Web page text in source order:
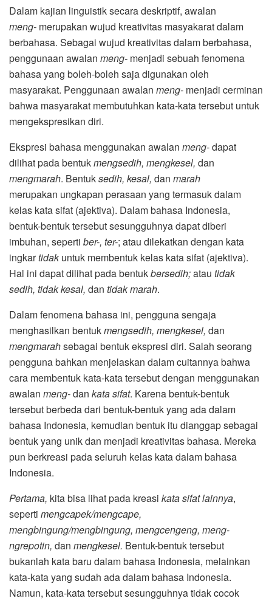
Dalam kajian linguistik secara deskriptif, awalan
meng- merupakan wujud kreativitas masyakarat dalam
berbahasa. Sebagai wujud kreativitas dalam berbahasa,
penggunaan awalan meng- menjadi sebuah fenomena
bahasa yang boleh-boleh saja digunakan oleh
masyarakat. Penggunaan awalan meng- menjadi cerminan
bahwa masyarakat membutuhkan kata-kata tersebut untuk
mengekspresikan diri.
Ekspresi bahasa menggunakan awalan meng-dapat
dilihat pada bentukmengsedih, mengkesel, dan
mengmarah. Bentuksedih, kesal, dan marah
merupakan ungkapan perasaan yang termasuk dalam
kelas kata sifat (ajektiva). Dalam bahasa Indonesia,
bentuk-bentuk tersebut sesungguhnya dapat diberi
imbuhan, seperti ber-, ter-; atau dilekatkan dengan kata
ingkartidakuntuk membentuk kelas kata sifat (ajektiva).
Hal ini dapat dilihat pada bentukbersedih;atau tidak
sedih, tidak kesal, dan tidak marah.
Dalam fenomena bahasa ini, pengguna sengaja
menghasilkan bentukmengsedih, mengkesel, dan
mengmarahsebagai bentuk ekspresi diri. Salah seorang
pengguna bahkan menjelaskan dalam cuitannya bahwa
cara membentuk kata-kata tersebut dengan menggunakan
awalan meng-dan kata sifat. Karena bentuk-bentuk
tersebut berbeda dari bentuk-bentuk yang ada dalam
bahasa Indonesia, kemudian bentuk itu dianggap sebagai
bentuk yang unik dan menjadi kreativitas bahasa. Mereka
pun berkreasi pada seluruh kelas kata dalam bahasa
Indonesia.
Pertama, kita bisa lihat pada kreasi kata sifat lainnya,
seperti mengcapek/mengcape,
mengbingung/mengbingung, mengcengeng, meng-
ngrepotin, dan mengkesel. Bentuk-bentuk tersebut
bukanlah kata baru dalam bahasa Indonesia, melainkan
kata-kata yang sudah ada dalam bahasa Indonesia.
Namun, kata-kata tersebut sesungguhnya tidak cocok